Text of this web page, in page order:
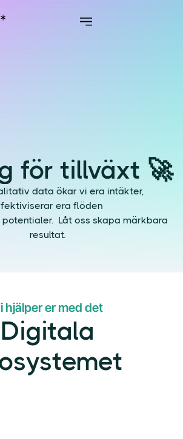
för tillväxt 🚀
data ökar vi era intäkter,
era flöden
Låt oss skapa märkbara
resultat.
hjälper er med det
Digitala